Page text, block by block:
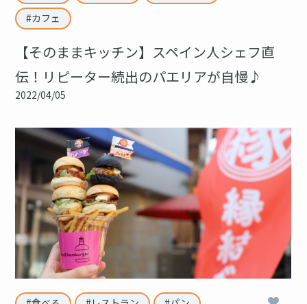
カフェ
【そのままキッチン】スペイン人シェフ直
伝！リピーター続出のパエリアが自慢♪
2022/04/05